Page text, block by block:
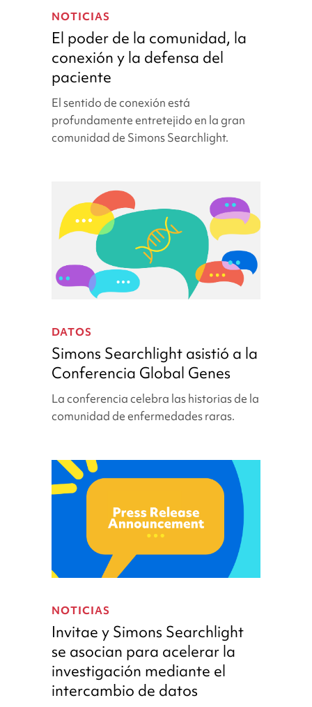
poder
de
la
comunidad,
la
y
la
defensa
NOTICIAS
El poder de la comunidad, la
conexión y la defensa del
paciente
El sentido de conexión está
profundamente entretejido en la gran
comunidad de Simons Searchlight.
Searchlight
asistió
a
la
Conferencia
Global
Genes
DATOS
Simons Searchlight asistió a la
Conferencia Global Genes
La conferencia celebra las historias de la
comunidad de enfermedades raras.
Simons
Searchlight
se
asocian
para
NOTICIAS
Invitae y Simons Searchlight
se asocian para acelerar la
investigación mediante el
intercambio de datos